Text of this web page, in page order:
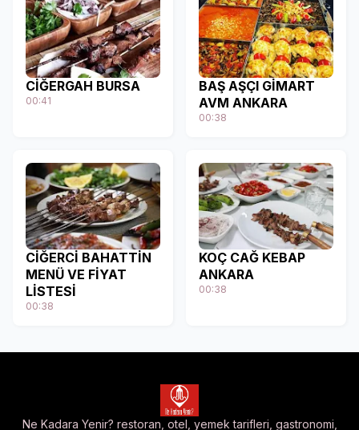
CİĞERGAH BURSA
00:41
BAŞ AŞÇI GİMART
AVM ANKARA
00:38
CİĞERCİ BAHATTİN
MENÜ VE FİYAT
LİSTESİ
00:38
KOÇ CAĞ KEBAP
ANKARA
00:38
Ne Kadara Yenir? restoran, otel, yemek tarifleri, gastronomi,